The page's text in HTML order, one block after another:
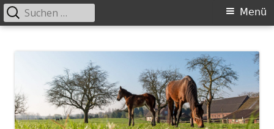
Primäres
Menü
Suchen
nach: